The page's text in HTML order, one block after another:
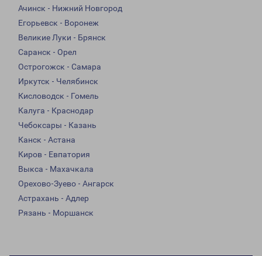
Ачинск - Нижний Новгород
Егорьевск - Воронеж
Великие Луки - Брянск
Саранск - Орел
Острогожск - Самара
Иркутск - Челябинск
Кисловодск - Гомель
Калуга - Краснодар
Чебоксары - Казань
Канск - Астана
Киров - Евпатория
Выкса - Махачкала
Орехово-Зуево - Ангарск
Астрахань - Адлер
Рязань - Моршанск